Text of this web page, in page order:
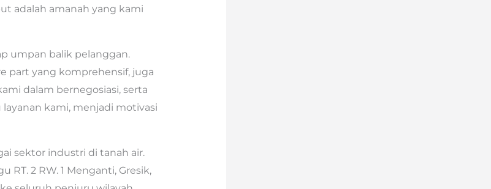
adalah amanah yang kami
umpan balik pelanggan.
part yang komprehensif, juga
dalam bernegosiasi, serta
kami, menjadi motivasi
sektor industri di tanah air.
RT. 2 RW. 1 Menganti, Gresik,